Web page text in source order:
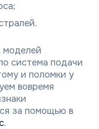
моделей
система подачи
и поломки у
вовремя
за помощью в
.